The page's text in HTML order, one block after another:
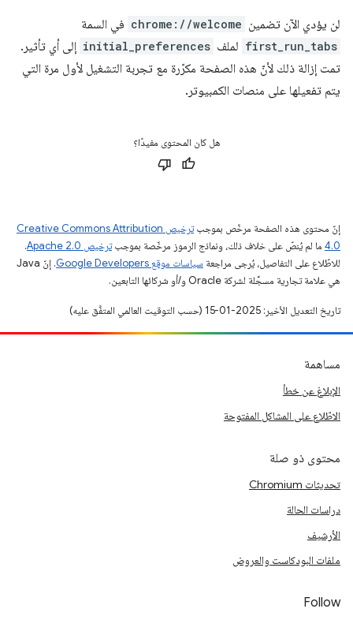
لن يؤدي الآن تضمين chrome://welcome في السمة
first_run_tabs لملف initial_preferences إلى أي تأثير.
تمت إزالة ذلك لأنّ هذه الصفحة مكرّرة مع تجربة التشغيل لأول مرة التي
يتم تفعيلها على منصات الكمبيوتر.
هل كان المحتوى مفيدًا؟
إنّ محتوى هذه الصفحة مرخّص بموجب
ترخيص Creative Commons Attribution
4.0‏ ما لم يُنصّ على خلاف ذلك، ونماذج الرموز مرخّصة بموجبترخيص Apache 2.0‏
.
للاطّلاع على التفاصيل، يُرجى مراجعة سياسات موقع Google Developers‏
. إنّ Java
هي علامة تجارية مسجَّلة لشركة Oracle و/أو شركائها التابعين.
تاريخ التعديل الأخير: 2025-01-15 (حسب التوقيت العالمي المتفَّق عليه)
مساهمة
الإبلاغ عن خطأ
الاطّلاع على المشاكل المفتوحة
محتوى ذو صلة
تحديثات Chromium
دراسات الحالة
الأرشيف
ملفات البودكاست والعروض
Follow